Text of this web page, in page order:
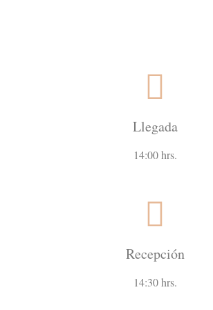
Llegada
14:00 hrs.
Recepción
14:30 hrs.